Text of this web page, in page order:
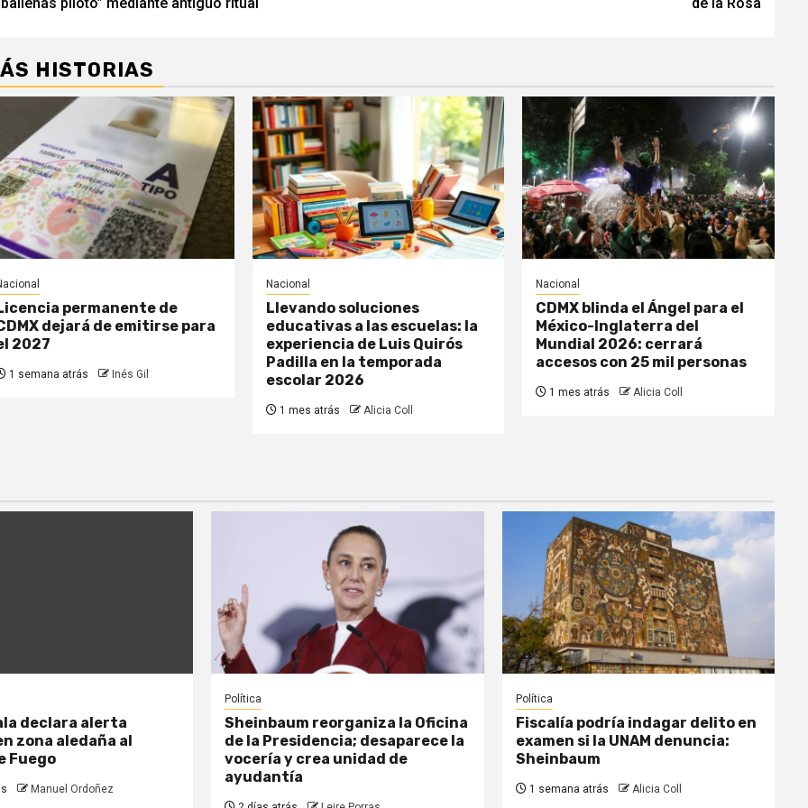
piloto” mediante antiguo ritual de la Rosa
HISTORIAS
permanente de
dejará de emitirse para
2027
1 semana atrás Inés Gil
Nacional
Llevando soluciones
educativas a las escuelas: la
experiencia de Luis Quirós
Padilla en la temporada
escolar 2026
1 mes atrás Alicia Coll
Nacional
CDMX blinda el Ángel para el
México-Inglaterra del
Mundial 2026: cerrará
accesos con 25 mil personas
1 mes atrás Alicia Coll
declara alerta
zona aledaña al
Fuego
Manuel Ordoñez
Política
Sheinbaum reorganiza la Oficina
de la Presidencia; desaparece la
vocería y crea unidad de
ayudantía
Política
Fiscalía podría indagar delito en
examen si la UNAM denuncia:
Sheinbaum
1 semana atrás Alicia Coll